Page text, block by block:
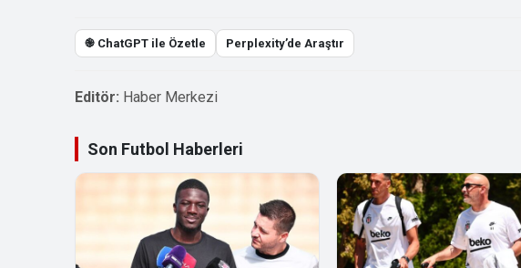
֎ ChatGPT ile Özetle Perplexity’de Araştır
Editör: Haber Merkezi
Son Futbol Haberleri